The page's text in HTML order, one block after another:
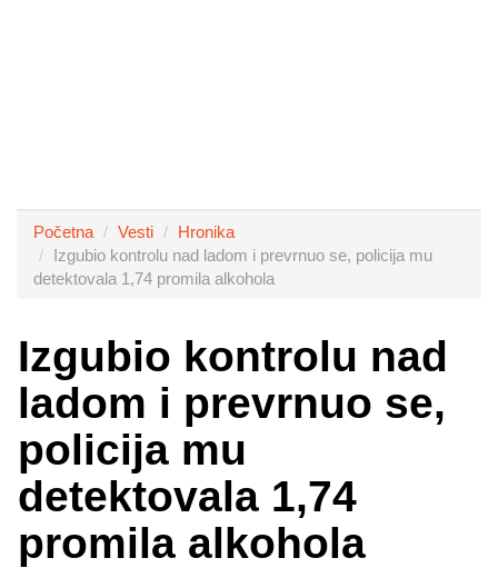
Početna Vesti
Hronika
Izgubio kontrolu nad ladom i prevrnuo se, policija mu
detektovala 1,74 promila alkohola
Izgubio kontrolu nad
ladom i prevrnuo se,
policija mu
detektovala 1,74
promila alkohola